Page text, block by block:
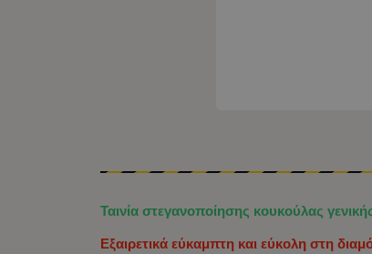
Ταινία στεγανοποίησης κουκούλας
Εξαιρετικά εύκαμπτη και εύκολη στη